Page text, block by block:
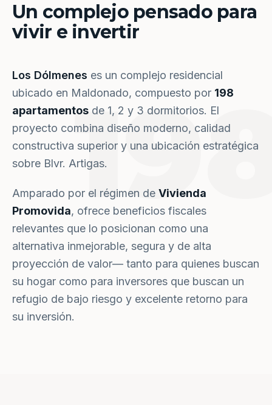
Un complejo pensado para
vivir e invertir
Los Dólmenes es un complejo residencial
ubicado en Maldonado, compuesto por 198
apartamentos de 1, 2 y 3 dormitorios. El
proyecto combina diseño moderno, calidad
constructiva superior y una ubicación estratégica
sobre Blvr. Artigas.
Amparado por el régimen de Vivienda
Promovida, ofrece beneficios fiscales
relevantes que lo posicionan como una
alternativa inmejorable, segura y de alta
proyección de valor— tanto para quienes buscan
su hogar como para inversores que buscan un
refugio de bajo riesgo y excelente retorno para
su inversión.